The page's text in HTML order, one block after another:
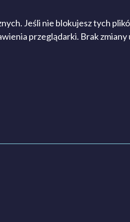
Jeśli nie blokujesz tych
przeglądarki. Brak